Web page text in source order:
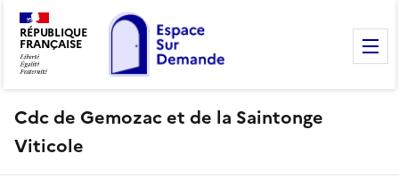
RÉPUBLIQUE
FRANÇAISE
Cdc de Gemozac et de la Saintonge
Viticole